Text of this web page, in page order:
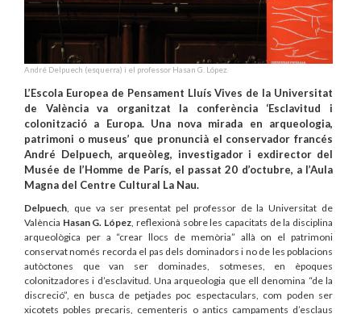
André Delpuech (esquerra) i el professor Hasan G. López.
L’Escola Europea de Pensament Lluís Vives de la Universitat
de València va organitzat la conferència ‘Esclavitud i
colonització a Europa. Una nova mirada en arqueologia,
patrimoni o museus’ que pronuncià el conservador francés
André Delpuech, arqueòleg, investigador i exdirector del
Musée de l’Homme de París, el passat 20 d’octubre, a l’Aula
Magna del Centre Cultural La Nau.
Delpuech, que va ser presentat pel professor de la Universitat de
València Hasan G. López, reflexionà sobre les capacitats de la disciplina
arqueològica per a “crear llocs de memòria” allà on el patrimoni
conservat només recorda el pas dels dominadors i no de les poblacions
autòctones que van ser dominades, sotmeses, en èpoques
colonitzadores i d’esclavitud. Una arqueologia que ell denomina “de la
discreció”, en busca de petjades poc espectaculars, com poden ser
xicotets pobles precaris, cementeris o antics campaments d’esclaus